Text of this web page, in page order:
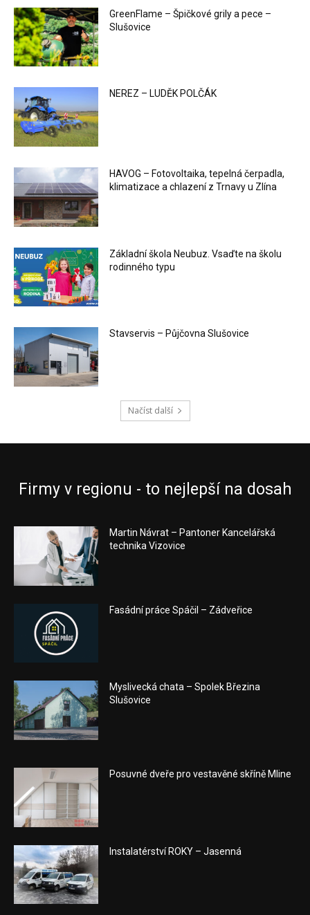
GreenFlame – Špičkové grily a pece –
Slušovice
NEREZ – LUDĚK POLČÁK
HAVOG – Fotovoltaika, tepelná čerpadla,
klimatizace a chlazení z Trnavy u Zlína
Základní škola Neubuz. Vsaďte na školu
rodinného typu
Stavservis – Půjčovna Slušovice
Načíst další
Firmy v regionu - to nejlepší na dosah
Martin Návrat – Pantoner Kancelářská
technika Vizovice
Fasádní práce Spáčil – Zádveřice
Myslivecká chata – Spolek Březina
Slušovice
Posuvné dveře pro vestavěné skříně Mline
Instalatérství ROKY – Jasenná